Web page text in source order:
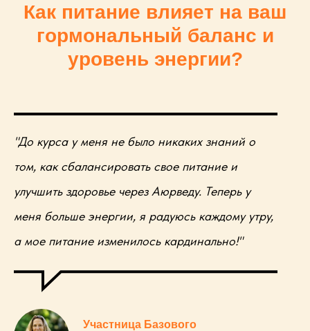
Как питание влияет на ваш
гормональный баланс и
уровень энергии?
"До курса у меня не было никаких знаний о
том, как сбалансировать свое питание и
улучшить здоровье через Аюрведу. Теперь у
меня больше энергии, я радуюсь каждому утру,
а мое питание изменилось кардинально!"
Участница Базового